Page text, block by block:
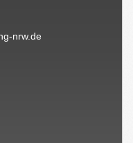
nrw.de